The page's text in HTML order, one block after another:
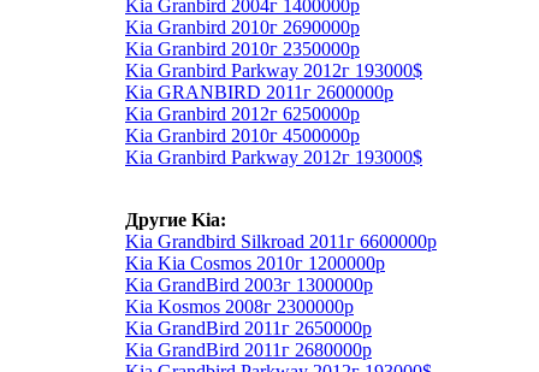
Kia Granbird 2004г 1400000р
Kia Granbird 2010г 2690000р
Kia Granbird 2010г 2350000р
Kia Granbird Parkway 2012г 193000$
Kia GRANBIRD 2011г 2600000р
Kia Granbird 2012г 6250000р
Kia Granbird 2010г 4500000р
Kia Granbird Parkway 2012г 193000$
Другие Kia:
Kia Grandbird Silkroad 2011г 6600000р
Kia Kia Cosmos 2010г 1200000р
Kia GrandBird 2003г 1300000р
Kia Kosmos 2008г 2300000р
Kia GrandBird 2011г 2650000р
Kia GrandBird 2011г 2680000р